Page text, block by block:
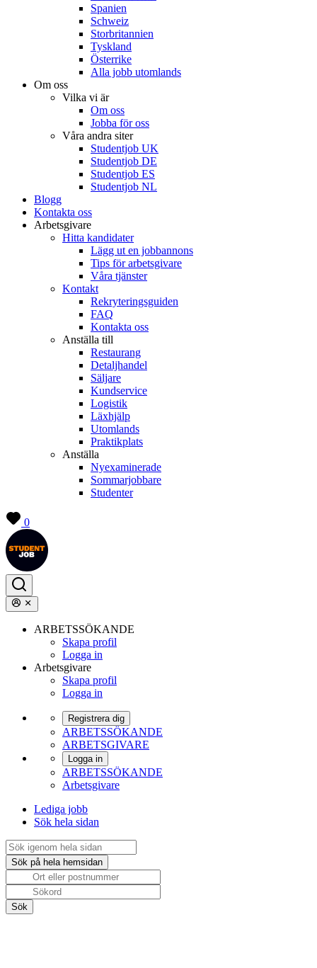
Spanien
Schweiz
Storbritannien
Tyskland
Österrike
Alla jobb utomlands
Om oss
Vilka vi är
Om oss
Jobba för oss
Våra andra siter
Studentjob UK
Studentjob DE
Studentjob ES
Studentjob NL
Blogg
Kontakta oss
Arbetsgivare
Hitta kandidater
Lägg ut en jobbannons
Tips för arbetsgivare
Våra tjänster
Kontakt
Rekryteringsguiden
FAQ
Kontakta oss
Anställa till
Restaurang
Detaljhandel
Säljare
Kundservice
Logistik
Läxhjälp
Utomlands
Praktikplats
Anställa
Nyexaminerade
Sommarjobbare
Studenter
0
ARBETSSÖKANDE
Skapa profil
Logga in
Arbetsgivare
Skapa profil
Logga in
Registrera dig
ARBETSSÖKANDE
ARBETSGIVARE
Logga in
ARBETSSÖKANDE
Arbetsgivare
Lediga jobb
Sök hela sidan